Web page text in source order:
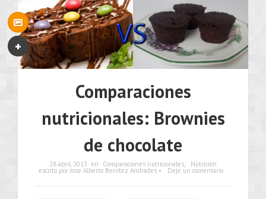
Comparaciones
nutricionales: Brownies
de chocolate
28 abril, 2013 en Comparaciones nutricionales, Nutrición
escrito por Jose Alberto Benítez Andrades • Deje un comentario